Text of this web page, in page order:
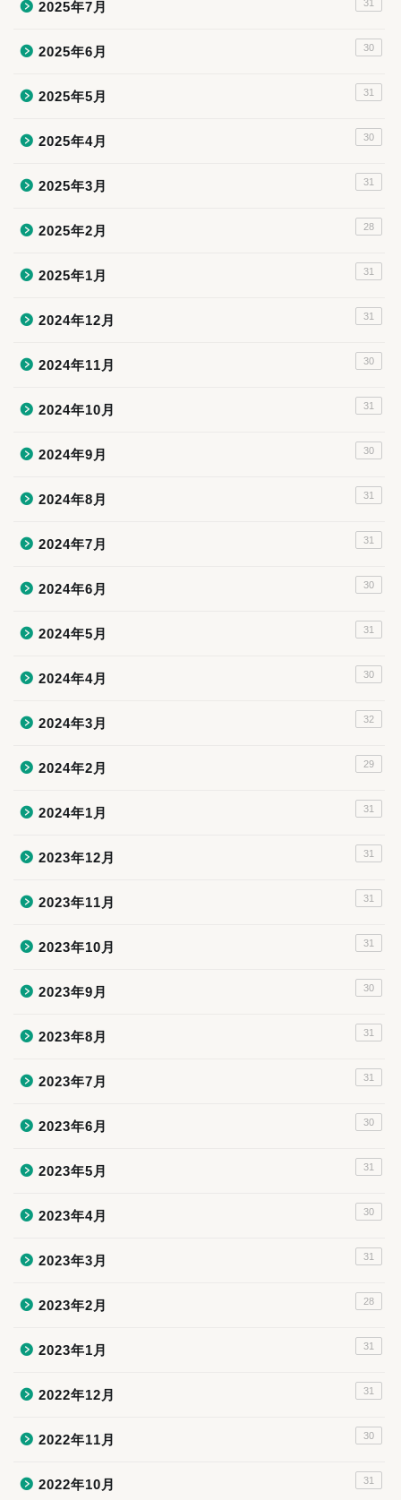
2025年7月 31
2025年6月 30
2025年5月 31
2025年4月 30
2025年3月 31
2025年2月 28
2025年1月 31
2024年12月 31
2024年11月 30
2024年10月 31
2024年9月 30
2024年8月 31
2024年7月 31
2024年6月 30
2024年5月 31
2024年4月 30
2024年3月 32
2024年2月 29
2024年1月 31
2023年12月 31
2023年11月 31
2023年10月 31
2023年9月 30
2023年8月 31
2023年7月 31
2023年6月 30
2023年5月 31
2023年4月 30
2023年3月 31
2023年2月 28
2023年1月 31
2022年12月 31
2022年11月 30
2022年10月 31